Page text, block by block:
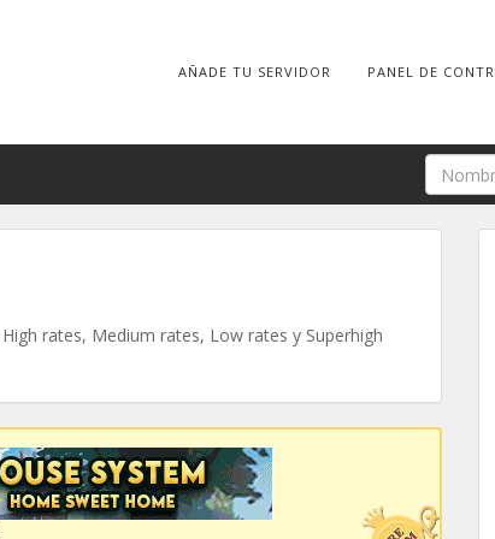
AÑADE TU SERVIDOR PANEL DE
rates, Medium rates, Low rates y Superhigh